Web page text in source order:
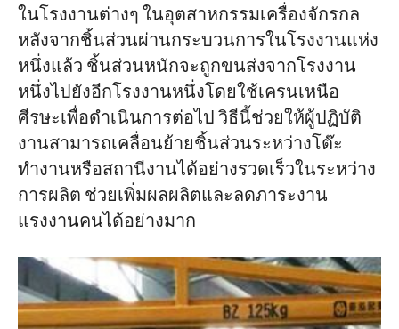
ในโรงงานต่างๆ ในอุตสาหกรรมเครื่องจักรกล
หลังจากชิ้นส่วนผ่านกระบวนการในโรงงานแห่ง
หนึ่งแล้ว ชิ้นส่วนหนักจะถูกขนส่งจากโรงงาน
หนึ่งไปยังอีกโรงงานหนึ่งโดยใช้เครนเหนือ
ศีรษะเพื่อดำเนินการต่อไป วิธีนี้ช่วยให้ผู้ปฏิบัติ
งานสามารถเคลื่อนย้ายชิ้นส่วนระหว่างโต๊ะ
ทำงานหรือสถานีงานได้อย่างรวดเร็วในระหว่าง
การผลิต ช่วยเพิ่มผลผลิตและลดภาระงาน
แรงงานคนได้อย่างมาก